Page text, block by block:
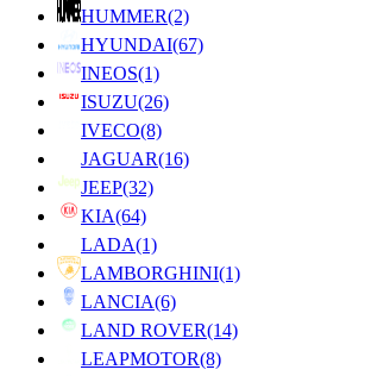
HUMMER(2)
HYUNDAI(67)
INEOS(1)
ISUZU(26)
IVECO(8)
JAGUAR(16)
JEEP(32)
KIA(64)
LADA(1)
LAMBORGHINI(1)
LANCIA(6)
LAND ROVER(14)
LEAPMOTOR(8)